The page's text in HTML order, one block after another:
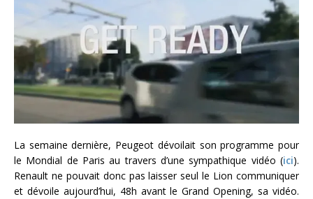
La semaine dernière, Peugeot dévoilait son programme pour
le Mondial de Paris au travers d’une sympathique vidéo (ici).
Renault ne pouvait donc pas laisser seul le Lion communiquer
et dévoile aujourd’hui, 48h avant le Grand Opening, sa vidéo.